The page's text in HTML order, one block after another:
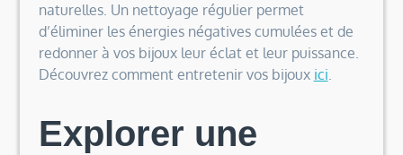
naturelles. Un nettoyage régulier permet
d’éliminer les énergies négatives cumulées et de
redonner à vos bijoux leur éclat et leur puissance.
Découvrez comment entretenir vos bijoux ici.
Explorer une